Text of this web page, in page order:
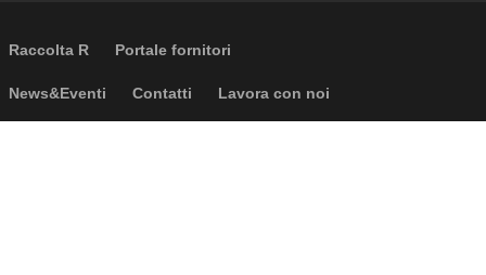
External links
Raccolta R Portale fornitori
Footer secondary navigation
News&Eventi Contatti Lavora con noi